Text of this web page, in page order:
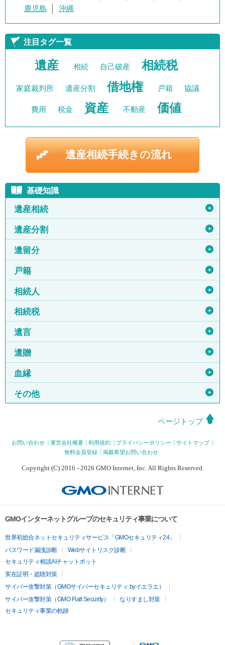
鹿児島
沖縄
注目タグ一覧
遺産 相続 自己破産 相続税
家庭裁判所 遺産分割 借地権 戸籍 協議
費用 税金 資産 不動産 価値
遺産相続手続きの流れ
基礎知識
遺産相続 ＋
遺産分割 ＋
遺留分 ＋
戸籍 ＋
相続人 ＋
相続税 ＋
遺言 ＋
遺贈 ＋
血縁 ＋
その他 ＋
ページトップ
お問い合わせ 運営会社概要 利用規約 プライバシーポリシー
サイトマップ
無料会員登録
掲載希望お問い合わせ
Copyright (C) 2016 - 2026 GMO Internet, Inc. All Rights Reserved.
GMOインターネットグループのセキュリティ事業について
世界初総合ネットセキュリティサービス「GMOセキュリティ24」
パスワード漏洩診断
Webサイトリスク診断
セキュリティ相談AIチャットボット
実在証明・盗聴対策
サイバー攻撃対策（GMOサイバーセキュリティ byイエラエ）
サイバー攻撃対策（GMO Flatt Security）
なりすまし対策
セキュリティ事業の軌跡